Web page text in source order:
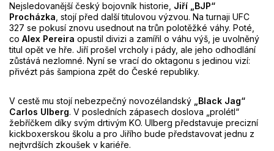
Nejsledovanější český bojovník historie, Jiří „BJP“
Procházka , stojí před další titulovou výzvou. Na turnaji UFC
327 se pokusí znovu usednout na trůn polotěžké váhy. Poté,
co Alex Pereira opustil divizi a zamířil o váhu výš, je uvolněný
titul opět ve hře. Jiří prošel vrcholy i pády, ale jeho odhodlání
zůstává nezlomné. Nyní se vrací do oktagonu s jedinou vizí:
přivézt pás šampiona zpět do České republiky.
V cestě mu stojí nebezpečný novozélandský
„Black Jag“
Carlos Ulberg. V posledních zápasech doslova „prolétl“
žebříčkem díky svým drtivým KO. Ulberg představuje precizní
kickboxerskou školu a pro Jiřího bude představovat jednu z
nejtvrdších zkoušek v kariéře.